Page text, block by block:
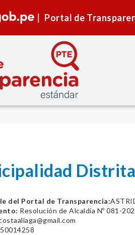
Portal de
del Portal de Transparencia:
Resolución de Alcaldía Nº 081-